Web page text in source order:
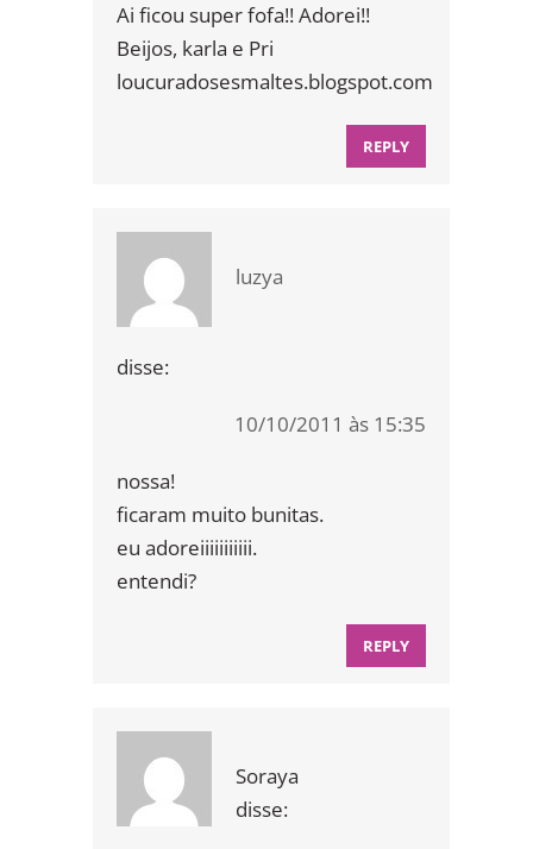
Ai ficou super fofa!! Adorei!!
Beijos, karla e Pri
loucuradosesmaltes.blogspot.com
REPLY
luzya
disse:
10/10/2011 às 15:35
nossa!
ficaram muito bunitas.
eu adoreiiiiiiiiiii.
entendi?
REPLY
Soraya
disse: